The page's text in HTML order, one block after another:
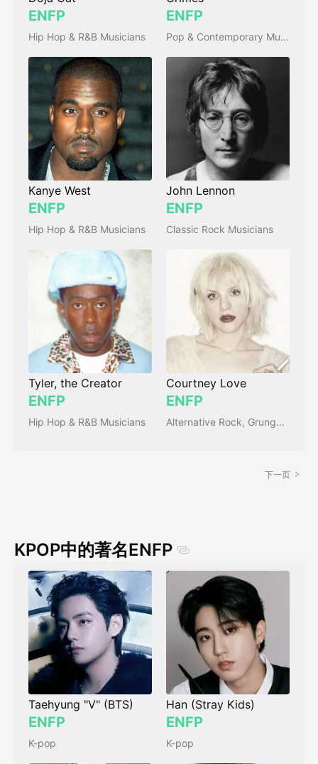
ENFP
Hip Hop & R&B Musicians
ENFP
Pop & Contemporary Musicians
Kanye West
ENFP
Hip Hop & R&B Musicians
John Lennon
ENFP
Classic Rock Musicians
Tyler, the Creator
ENFP
Hip Hop & R&B Musicians
Courtney Love
ENFP
Alternative Rock, Grunge, Punk, & New Wave Musicians
下一页
KPOP中的著名ENFP
Taehyung "V" (BTS)
ENFP
K-pop
Han (Stray Kids)
ENFP
K-pop